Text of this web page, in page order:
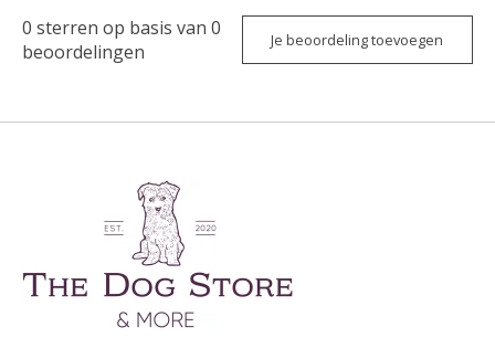
0 sterren op basis van 0
beoordelingen
Je beoordeling toevoegen